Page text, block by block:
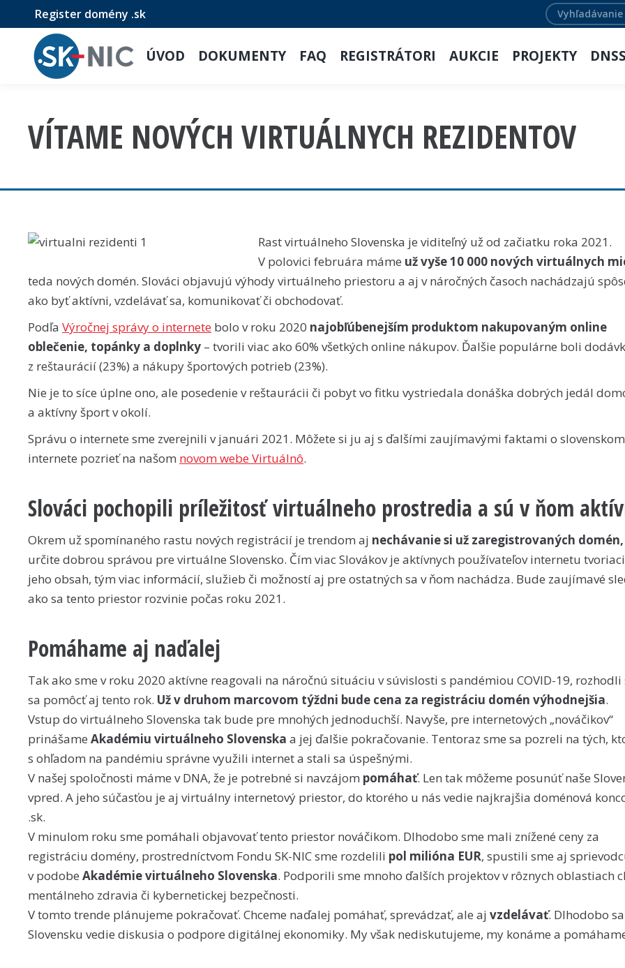
Register domény .sk Search:
ÚVOD DOKUMENTY FAQ REGISTRÁTORI AUKCIE PROJEKTY
VÍTAME NOVÝCH VIRTUÁLNYCH REZIDENTOV
Rast virtuálneho Slovenska je viditeľný už od začiatku roka 2021.
V polovici februára máme už vyše 10 000 nových virtuálnych
teda nových domén. Slováci objavujú výhody virtuálneho priestoru a aj v náročných časoch nachádzajú
ako byť aktívni, vzdelávať sa, komunikovať či obchodovať.
Podľa Výročnej správy o internete bolo v roku 2020 najobľúbenejším produktom nakupovaným online
oblečenie, topánky a doplnky – tvorili viac ako 60% všetkých online nákupov. Ďalšie populárne boli
z reštaurácií (23%) a nákupy športových potrieb (23%).
Nie je to síce úplne ono, ale posedenie v reštaurácii či pobyt vo fitku vystriedala donáška dobrých jedál
a aktívny šport v okolí.
Správu o internete sme zverejnili v januári 2021. Môžete si ju aj s ďalšími zaujímavými faktami o slovenskom
internete pozrieť na našom novom webe Virtuálnô.
Slováci pochopili príležitosť virtuálneho prostredia a sú v ňom
Okrem už spomínaného rastu nových registrácií je trendom aj nechávanie si už zaregistrovaných domén,
určite dobrou správou pre virtuálne Slovensko. Čím viac Slovákov je aktívnych používateľov internetu
jeho obsah, tým viac informácií, služieb či možností aj pre ostatných sa v ňom nachádza. Bude zaujímavé
ako sa tento priestor rozvinie počas roku 2021.
Pomáhame aj naďalej
Tak ako sme v roku 2020 aktívne reagovali na náročnú situáciu v súvislosti s pandémiou COVID-19, rozhodli
sa pomôcť aj tento rok. Už v druhom marcovom týždni bude cena za registráciu domén výhodnejšia.
Vstup do virtuálneho Slovenska tak bude pre mnohých jednoduchší. Navyše, pre internetových „nováčikov“
prinášame Akadémiu virtuálneho Slovenska a jej ďalšie pokračovanie. Tentoraz sme sa pozreli na tých,
s ohľadom na pandémiu správne využili internet a stali sa úspešnými.
V našej spoločnosti máme v DNA, že je potrebné si navzájom pomáhať. Len tak môžeme posunúť naše
vpred. A jeho súčasťou je aj virtuálny internetový priestor, do ktorého u nás vedie najkrajšia doménová
.sk.
V minulom roku sme pomáhali objavovať tento priestor nováčikom. Dlhodobo sme mali znížené ceny za
registráciu domény, prostredníctvom Fondu SK-NIC sme rozdelili pol milióna EUR, spustili sme aj
v podobe Akadémie virtuálneho Slovenska. Podporili sme mnoho ďalších projektov v rôznych oblastiach
mentálneho zdravia či kybernetickej bezpečnosti.
V tomto trende plánujeme pokračovať. Chceme naďalej pomáhať, sprevádzať, ale aj vzdelávať. Dlhodobo
Slovensku vedie diskusia o podpore digitálnej ekonomiky. My však nediskutujeme, my konáme a